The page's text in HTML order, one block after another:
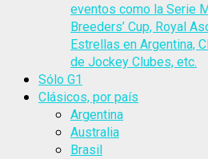
eventos como la Serie
Breeders’ Cup, Royal
Estrellas en Argentina,
de Jockey Clubes, etc.
Sólo G1
Clásicos, por país
Argentina
Australia
Brasil